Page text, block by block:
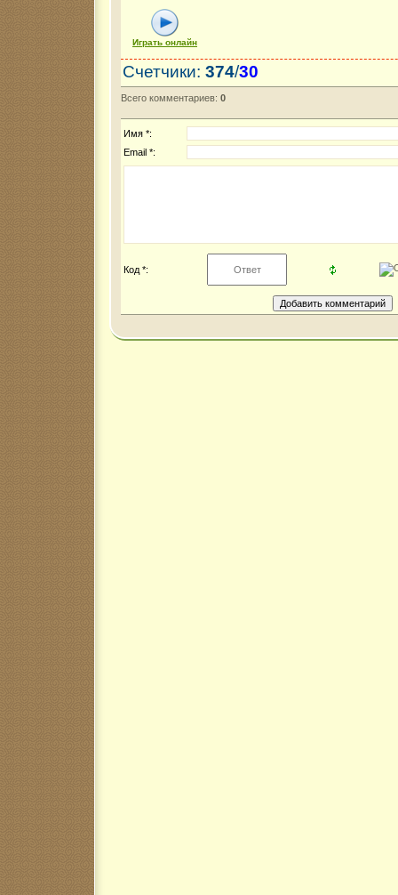
Играть онлайн
Счетчики: 374/30
Всего комментариев: 0
Имя *:
Email *:
Код *: